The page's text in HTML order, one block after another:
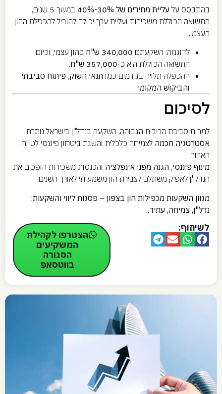
בהתבסס על עליית מחירים של 30%-40%
במשך 5 שנים,
התשואה הכוללת משכירות ועליית ערך יכולה להוביל להכפלת ההון
העצמי.
לדוגמה: השקעתם 340,000 ש"ח
כהון עצמי, וכיום
התשואה הכוללת היא כ-357,000 ש"ח
.
ההכפלה תלויה בגורמים כמו תנאי השוק, פיתוח סביבתי
והביקוש המקומי.
לסיכום
למרות סביבת הריבית הגבוהה, השקעה בנדל"ן בישראל נותרת
אסטרטגיה חכמה לצמיחה כלכלית והשגת ביטחון פיננסי לטווח
הארוך.
מינוף פיננסי, הגנה מפני אינפלציה והכנסות משכירות הופכים את
הנדל"ן לאפיק משתלם לצבירת הון משמעותי לאורך השנים.
מגוון השקעות מכפילות הון בצפון – פסגות ליווי והשקעות:
נדל"ן, צמיחה, עתיד.
לשיתוף:
הצטרפו לקהילת
המשקיעים
הסגורה
בווטסאפ